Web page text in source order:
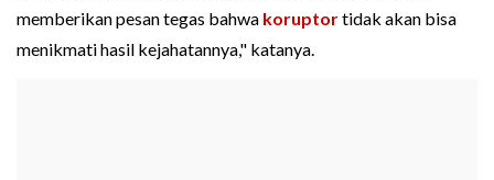
memberikan pesan tegas bahwa koruptortidak akan bisa
menikmati hasil kejahatannya," katanya.